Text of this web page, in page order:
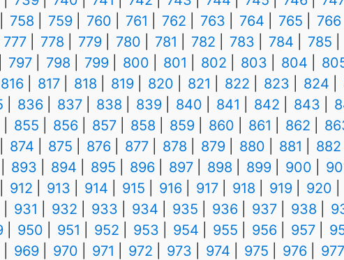
758
759 760 761 762 763 764 765 766
777
778 779 780 781 782 783 784 785
797
798 799 800 801 802 803 804
816
817 818 819 820 821 822 823 824
836 837 838 839 840 841 842 843
855
856 857 858 859 860 861 862
874
875 876 877 878 879 880 881 882
893
894 895 896 897 898 899 900
912
913 914 915 916 917 918 919 920
931
932 933 934 935 936 937 938
950 951 952 953 954 955 956 957
969
970 971 972 973 974 975 976 977